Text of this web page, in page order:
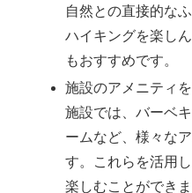
自然との直接的な
ハイキングを楽し
もおすすめです。
施設のアメニティ
施設では、バーベ
ームなど、様々な
す。これらを活用
楽しむことができま